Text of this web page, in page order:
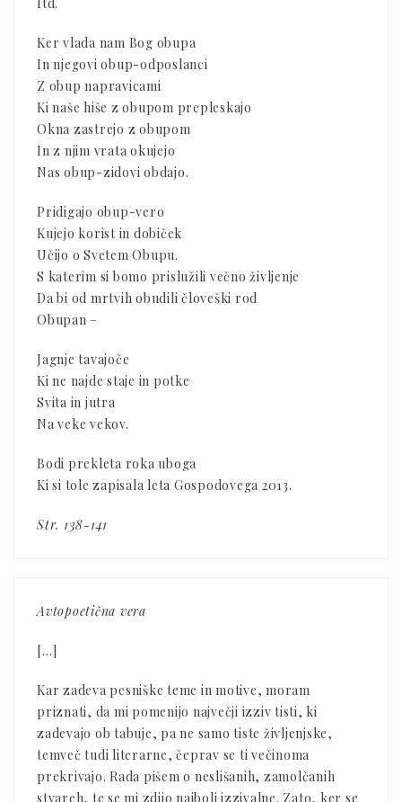
Ker vlada nam Bog obupa
In njegovi obup-odposlanci
Z obup napravicami
Ki naše hiše z obupom prepleskajo
Okna zastrejo z obupom
In z njim vrata okujejo
Nas obup-zidovi obdajo.
Pridigajo obup-vero
Kujejo korist in dobiček
Učijo o Svetem Obupu.
S katerim si bomo prislužili večno življenje
Da bi od mrtvih obudili človeški rod
Obupan –
Jagnje tavajoče
Ki ne najde staje in potke
Svita in jutra
Na veke vekov.
Bodi prekleta roka uboga
Ki si tole zapisala leta Gospodovega 2013.
Str. 138-141
Avtopoetična vera
[…]
Kar zadeva pesniške teme in motive, moram
priznati, da mi pomenijo največji izziv tisti, ki
zadevajo ob tabuje, pa ne samo tiste življenjske,
temveč tudi literarne, čeprav se ti večinoma
prekrivajo. Rada pišem o neslišanih, zamolčanih
stvareh, te se mi zdijo najbolj izzivalne. Zato, ker se